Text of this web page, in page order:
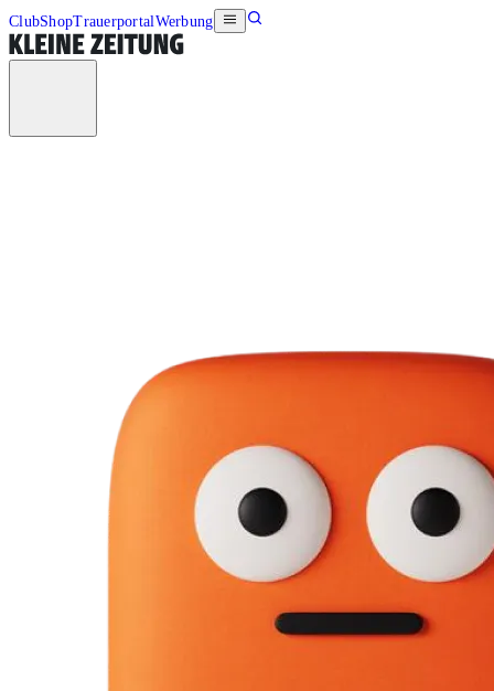
ClubShopTrauerportalWerbung